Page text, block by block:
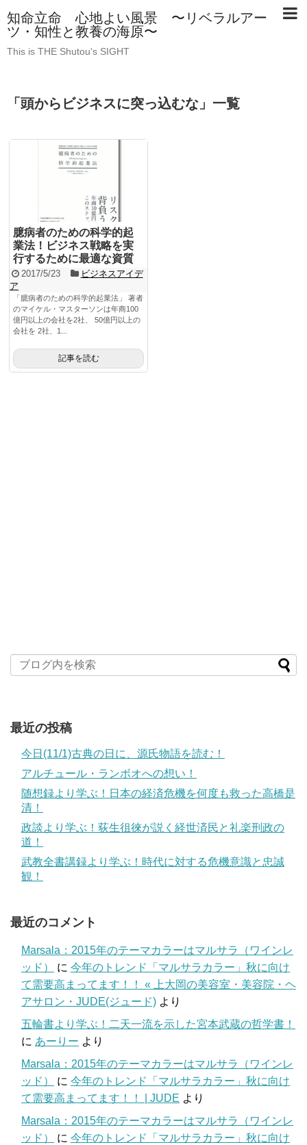
知命立命 心地よい風景 〜リベラルアー
ツ・知性と教養の海原〜
This is THE Shutou's SIGHT
「 頭からビジネスに突っ込むな 」 一覧
臆病者のための科学的起
業法！ビジネス戦略を実
行するために最適な資質
2017/5/23
ビジネスアイデ
ア
「臆病者のための科学的起業法」 著者
のマイケル・マスターソンは年商100
億円以上の会社を2社、 50億円以上の
会社を 2社、1...
記事を読む
最近の投稿
今日(11/1)古典の日に、源氏物語を読む！
アルチュール・ランボオへの想い！
随想録より学ぶ！日本の経済危機を何度も救った高橋是
清！
政談より学ぶ！荻生徂徠が説く経世済民と礼楽刑政の
道！
武教全書講録より学ぶ！時代に対する危機意識と忠誠
観！
最近のコメント
Marsala：2015年のテーマカラーはマルサラ（ワインレ
ッド）
に 今年のトレンド「マルサラカラー」秋に向け
て需要高まってます！！ « 上大岡の美容室・美容院・ヘ
アサロン・JUDE(ジュード) より
五輪書より学ぶ！二天一流を示した宮本武蔵の哲学書！
に あーりー より
Marsala：2015年のテーマカラーはマルサラ（ワインレ
ッド）
に 今年のトレンド「マルサラカラー」秋に向け
て需要高まってます！！ | JUDE より
Marsala：2015年のテーマカラーはマルサラ（ワインレ
ッド）
に 今年のトレンド「マルサラカラー」秋に向け